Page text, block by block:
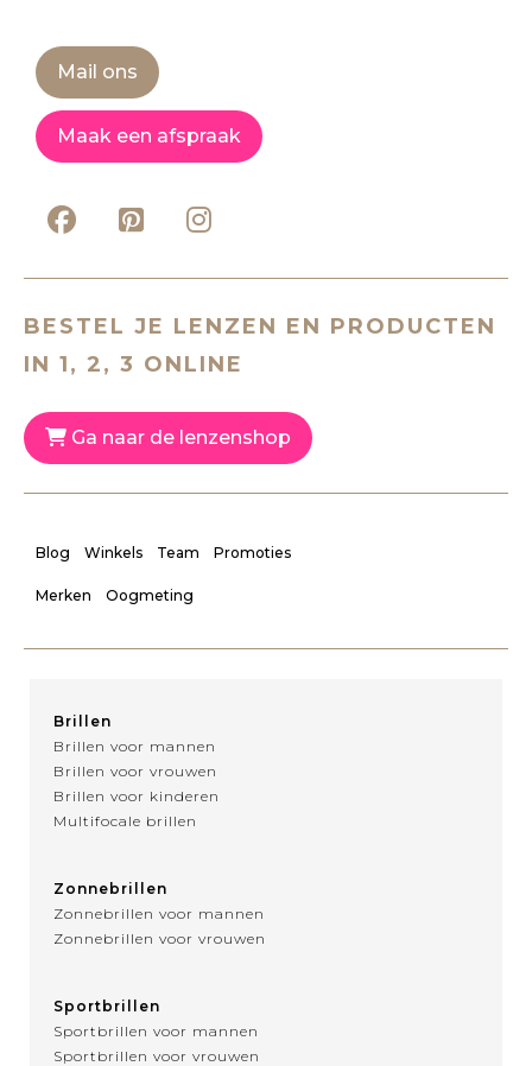
Mail ons
Maak een afspraak
BESTEL JE LENZEN EN PRODUCTEN
IN 1, 2, 3 ONLINE
Ga naar de lenzenshop
Blog Winkels Team Promoties
Merken Oogmeting
Brillen
Brillen voor mannen
Brillen voor vrouwen
Brillen voor kinderen
Multifocale brillen
Zonnebrillen
Zonnebrillen voor mannen
Zonnebrillen voor vrouwen
Sportbrillen
Sportbrillen voor mannen
Sportbrillen voor vrouwen